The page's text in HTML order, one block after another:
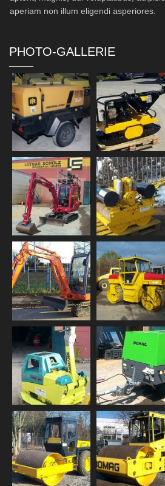
aperiam non illum eligendi asperiores.
PHOTO-GALLERIE